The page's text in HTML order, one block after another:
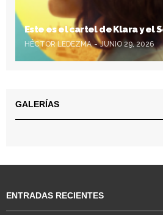
Este es el cartel de Klara y el
HÉCTOR LEDEZMA JUNIO 29, 2026
GALERÍAS
ENTRADAS RECIENTES